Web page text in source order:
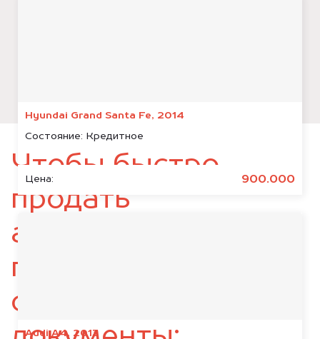
Hyundai Grand Santa Fe, 2014
Состояние: Кредитное
Цена: 900.000
Audi A4, 2013
Чтобы быстро
продать
автомобиль,
подготовьте
следующие